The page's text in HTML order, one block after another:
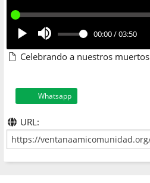
00:00/03:50
Celebrando a nuestros muertos
Whatsapp
URL: